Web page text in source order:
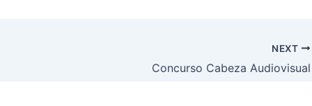
NEXT
Concurso Cabeza Audiovisual